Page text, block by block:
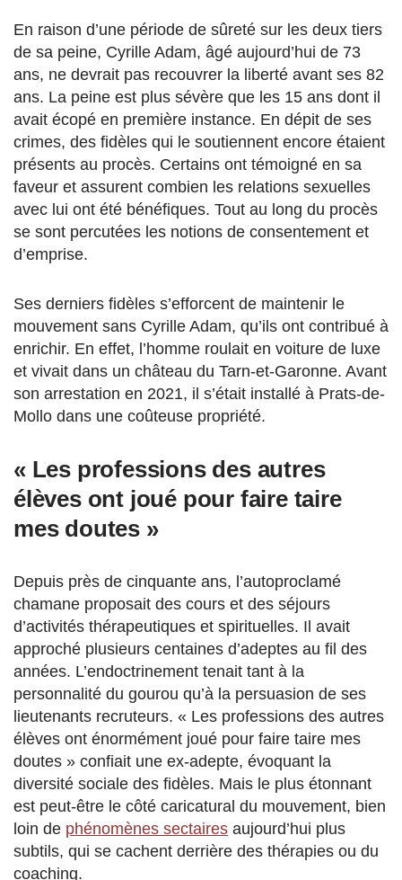
En raison d’une période de sûreté sur les deux tiers
de sa peine, Cyrille Adam, âgé aujourd’hui de 73
ans, ne devrait pas recouvrer la liberté avant ses 82
ans. La peine est plus sévère que les 15 ans dont il
avait écopé en première instance. En dépit de ses
crimes, des fidèles qui le soutiennent encore étaient
présents au procès. Certains ont témoigné en sa
faveur et assurent combien les relations sexuelles
avec lui ont été bénéfiques. Tout au long du procès
se sont percutées les notions de consentement et
d’emprise.
Ses derniers fidèles s’efforcent de maintenir le
mouvement sans Cyrille Adam, qu’ils ont contribué à
enrichir. En effet, l’homme roulait en voiture de luxe
et vivait dans un château du Tarn-et-Garonne. Avant
son arrestation en 2021, il s’était installé à Prats-de-
Mollo dans une coûteuse propriété.
« Les professions des autres
élèves ont joué pour faire taire
mes doutes »
Depuis près de cinquante ans, l’autoproclamé
chamane proposait des cours et des séjours
d’activités thérapeutiques et spirituelles. Il avait
approché plusieurs centaines d’adeptes au fil des
années. L’endoctrinement tenait tant à la
personnalité du gourou qu’à la persuasion de ses
lieutenants recruteurs. « Les professions des autres
élèves ont énormément joué pour faire taire mes
doutes » confiait une ex-adepte, évoquant la
diversité sociale des fidèles. Mais le plus étonnant
est peut-être le côté caricatural du mouvement, bien
loin de phénomènes sectaires aujourd’hui plus
subtils, qui se cachent derrière des thérapies ou du
coaching.